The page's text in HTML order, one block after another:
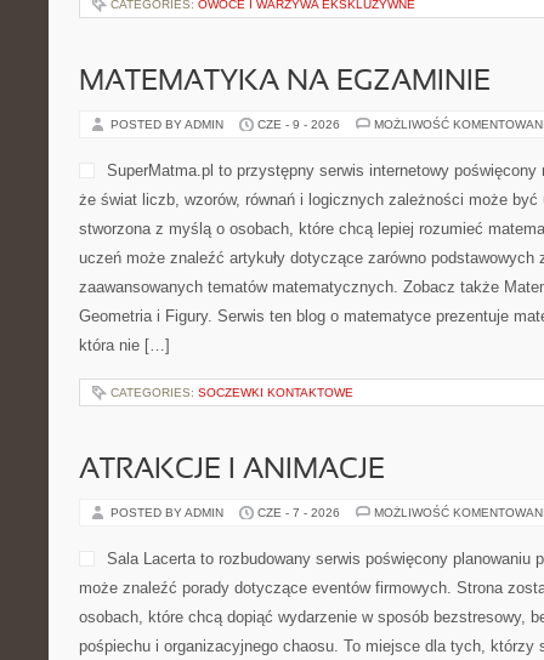
CATEGORIES: OWOCE I WARZYWA EKSKLUZYWNE
MATEMATYKA NA EGZAMINIE
POSTED BY ADMIN CZE - 9 - 2026 MOŻLIWOŚĆ
SuperMatma.pl to przystępny serwis internetowy
że świat liczb, wzorów, równań i logicznych zależności może być
stworzona z myślą o osobach, które chcą lepiej rozumieć
uczeń może znaleźć artykuły dotyczące zarówno podstawowych
zaawansowanych tematów matematycznych. Zobacz także
Geometria i Figury. Serwis ten blog o matematyce prezentuje
która nie […]
CATEGORIES: SOCZEWKI KONTAKTOWE
ATRAKCJE I ANIMACJE
POSTED BY ADMIN CZE - 7 - 2026 MOŻLIWOŚĆ
Sala Lacerta to rozbudowany serwis poświęcony planowaniu
może znaleźć porady dotyczące eventów firmowych. Strona
osobach, które chcą dopiąć wydarzenie w sposób bezstresowy,
pośpiechu i organizacyjnego chaosu. To miejsce dla tych, którzy